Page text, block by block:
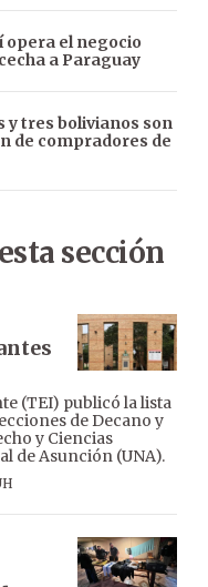
opera el negocio
a Paraguay
y tres bolivianos son
de compradores de
sección
(TEI) publicó la lista
de Decano y
y Ciencias
de Asunción (UNA).